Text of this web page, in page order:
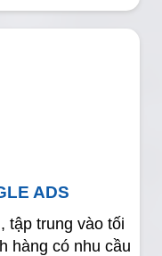
ADS
tập trung vào tối
hàng có nhu cầu